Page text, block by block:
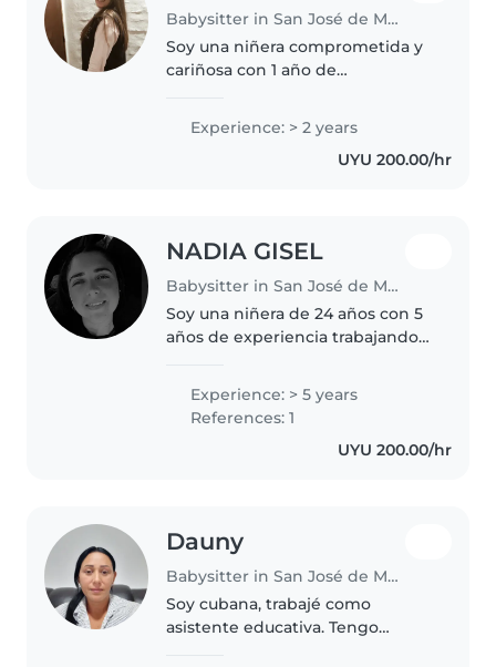
Babysitter in San José de Mayo
Soy una niñera comprometida y
cariñosa con 1 año de
bebés, niños pequeños y
preescolares. Disfruto mucho de
actividades creativas como
Experience: > 2 years
UYU 200.00/hr
NADIA GISEL
Babysitter in San José de Mayo
Soy una niñera de 24 años con 5
años de experiencia trabajando
Soy paciente, responsable y
creativa, y disfruto de actividades
como leer cuentos, hacer..
Experience: > 5 years
References: 1
UYU 200.00/hr
Dauny
Babysitter in San José de Mayo
Soy cubana, trabajé como
asistente educativa. Tengo